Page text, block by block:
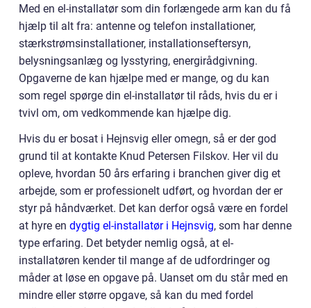
Med en el-installatør som din forlængede arm kan du få
hjælp til alt fra: antenne og telefon installationer,
stærkstrømsinstallationer, installationseftersyn,
belysningsanlæg og lysstyring, energirådgivning.
Opgaverne de kan hjælpe med er mange, og du kan
som regel spørge din el-installatør til råds, hvis du er i
tvivl om, om vedkommende kan hjælpe dig.
Hvis du er bosat i Hejnsvig eller omegn, så er der god
grund til at kontakte Knud Petersen Filskov. Her vil du
opleve, hvordan 50 års erfaring i branchen giver dig et
arbejde, som er professionelt udført, og hvordan der er
styr på håndværket. Det kan derfor også være en fordel
at hyre en dygtig el-installatør i Hejnsvig, som har denne
type erfaring. Det betyder nemlig også, at el-
installatøren kender til mange af de udfordringer og
måder at løse en opgave på. Uanset om du står med en
mindre eller større opgave, så kan du med fordel